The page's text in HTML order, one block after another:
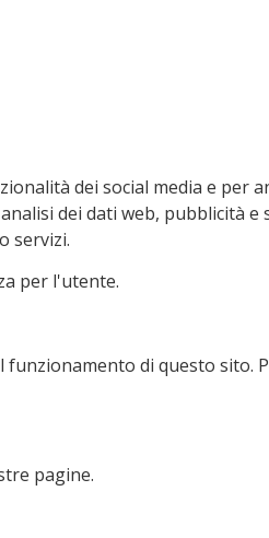
dei social media e per
dei dati web, pubblicità e
servizi.
per l'utente.
di questo sito.
pagine.